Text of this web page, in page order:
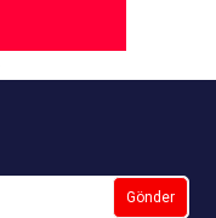
Gönder